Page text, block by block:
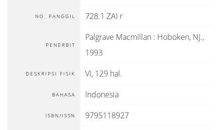
NO. PANGGIL 728.1 ZAI r
PENERBIT
Palgrave Macmillan : Hoboken, NJ.,
1993
DESKRIPSI FISIK VI, 129 hal.
BAHASA Indonesia
ISBN/ISSN 9795118927